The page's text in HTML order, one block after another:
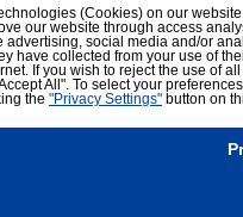
(Cookies) on our
our website through access
social media and/or
have collected from your use of
If you wish to reject the use of
All". To select your
the "Privacy Settings" button on